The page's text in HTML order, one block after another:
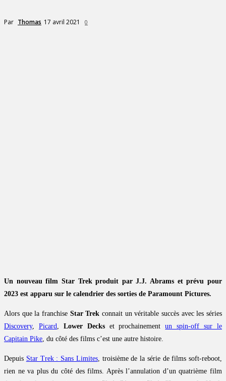
Par Thomas 17 avril 2021 0
Un nouveau film Star Trek produit par J.J. Abrams et prévu pour
2023 est apparu sur le calendrier des sorties de Paramount Pictures.
Alors que la franchise Star Trek connait un véritable succès avec les séries
Discovery, Picard, Lower Deckset prochainementun spin-off sur le
Capitain Pike, du côté des films c’est une autre histoire.
Depuis Star Trek : Sans Limites, troisième de la série de films soft-reboot,
rien ne va plus du côté des films. Après l’annulation d’un quatrième film